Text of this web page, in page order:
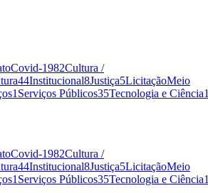
Covid-1982Cultura /
44Institucional8Justiça5LicitaçãoMeio
1 Serviços Públicos35Tecnologia e Ciência1
Covid-1982Cultura /
44Institucional8Justiça5LicitaçãoMeio
1 Serviços Públicos35Tecnologia e Ciência1